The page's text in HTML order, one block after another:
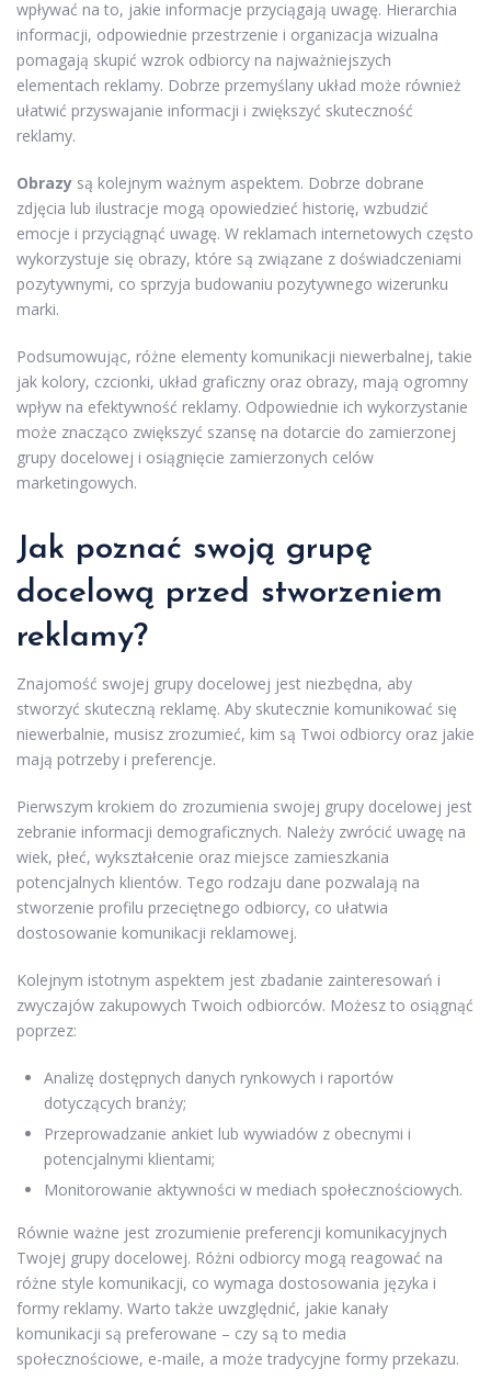
wpływać na to, jakie informacje przyciągają uwagę. Hierarchia
informacji, odpowiednie przestrzenie i organizacja wizualna
pomagają skupić wzrok odbiorcy na najważniejszych
elementach reklamy. Dobrze przemyślany układ może również
ułatwić przyswajanie informacji i zwiększyć skuteczność
reklamy.
Obrazy są kolejnym ważnym aspektem. Dobrze dobrane
zdjęcia lub ilustracje mogą opowiedzieć historię, wzbudzić
emocje i przyciągnąć uwagę. W reklamach internetowych często
wykorzystuje się obrazy, które są związane z doświadczeniami
pozytywnymi, co sprzyja budowaniu pozytywnego wizerunku
marki.
Podsumowując, różne elementy komunikacji niewerbalnej, takie
jak kolory, czcionki, układ graficzny oraz obrazy, mają ogromny
wpływ na efektywność reklamy. Odpowiednie ich wykorzystanie
może znacząco zwiększyć szansę na dotarcie do zamierzonej
grupy docelowej i osiągnięcie zamierzonych celów
marketingowych.
Jak poznać swoją grupę
docelową przed stworzeniem
reklamy?
Znajomość swojej grupy docelowej jest niezbędna, aby
stworzyć skuteczną reklamę. Aby skutecznie komunikować się
niewerbalnie, musisz zrozumieć, kim są Twoi odbiorcy oraz jakie
mają potrzeby i preferencje.
Pierwszym krokiem do zrozumienia swojej grupy docelowej jest
zebranie informacji demograficznych. Należy zwrócić uwagę na
wiek, płeć, wykształcenie oraz miejsce zamieszkania
potencjalnych klientów. Tego rodzaju dane pozwalają na
stworzenie profilu przeciętnego odbiorcy, co ułatwia
dostosowanie komunikacji reklamowej.
Kolejnym istotnym aspektem jest zbadanie zainteresowań i
zwyczajów zakupowych Twoich odbiorców. Możesz to osiągnąć
poprzez:
Analizę dostępnych danych rynkowych i raportów
dotyczących branży;
Przeprowadzanie ankiet lub wywiadów z obecnymi i
potencjalnymi klientami;
Monitorowanie aktywności w mediach społecznościowych.
Równie ważne jest zrozumienie preferencji komunikacyjnych
Twojej grupy docelowej. Różni odbiorcy mogą reagować na
różne style komunikacji, co wymaga dostosowania języka i
formy reklamy. Warto także uwzględnić, jakie kanały
komunikacji są preferowane – czy są to media
społecznościowe, e-maile, a może tradycyjne formy przekazu.